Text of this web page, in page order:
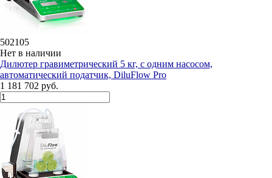
502105
Нет в наличии
Дилютeр гравиметрический 5 кг, с одним насосом,
автоматический податчик, DiluFlow Pro
1 181 702 руб.